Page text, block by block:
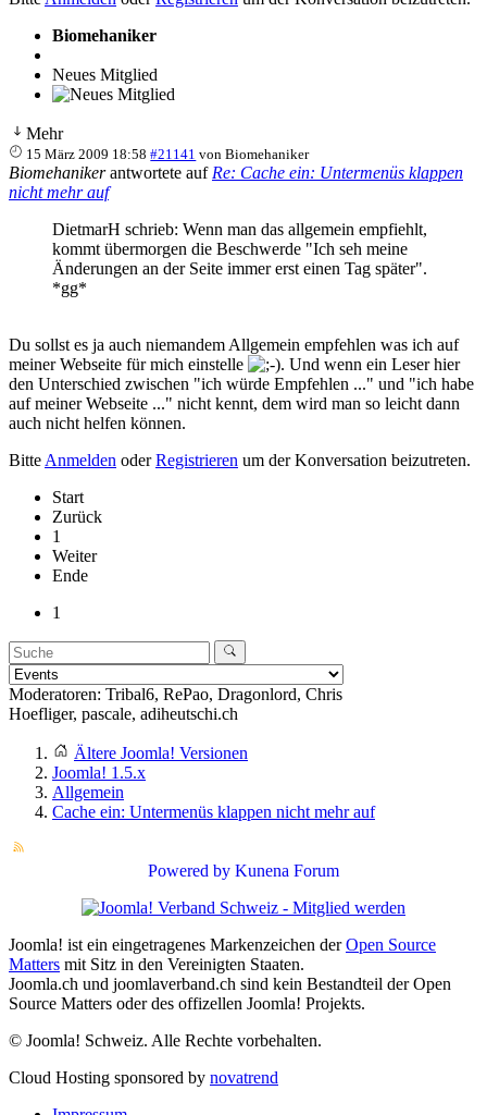
Biomehaniker
Neues Mitglied
Mehr
15 März 2009 18:58 #21141 vonBiomehaniker
Biomehanikerantwortete auf Re: Cache ein: Untermenüs klappen
nicht mehr auf
DietmarH schrieb: Wenn man das allgemein empfiehlt,
kommt übermorgen die Beschwerde "Ich seh meine
Änderungen an der Seite immer erst einen Tag später".
*gg*
Du sollst es ja auch niemandem Allgemein empfehlen was ich auf
meiner Webseite für mich einstelle
. Und wenn ein Leser hier
den Unterschied zwischen "ich würde Empfehlen ..." und "ich habe
auf meiner Webseite ..." nicht kennt, dem wird man so leicht dann
auch nicht helfen können.
Bitte Anmelden oderRegistrieren um der Konversation beizutreten.
Start
Zurück
1
Weiter
Ende
1
Moderatoren: Tribal6, RePao, Dragonlord, Chris
Hoefliger, pascale, adiheutschi.ch
Ältere Joomla! Versionen
Joomla! 1.5.x
Allgemein
Cache ein: Untermenüs klappen nicht mehr auf
Powered by Kunena Forum
Joomla! ist ein eingetragenes Markenzeichen derOpen Source
Matters mit Sitz in den Vereinigten Staaten.
Joomla.ch und joomlaverband.ch sind kein Bestandteil der Open
Source Matters oder des offizellen Joomla! Projekts.
© Joomla! Schweiz. Alle Rechte vorbehalten.
Cloud Hosting sponsored by novatrend